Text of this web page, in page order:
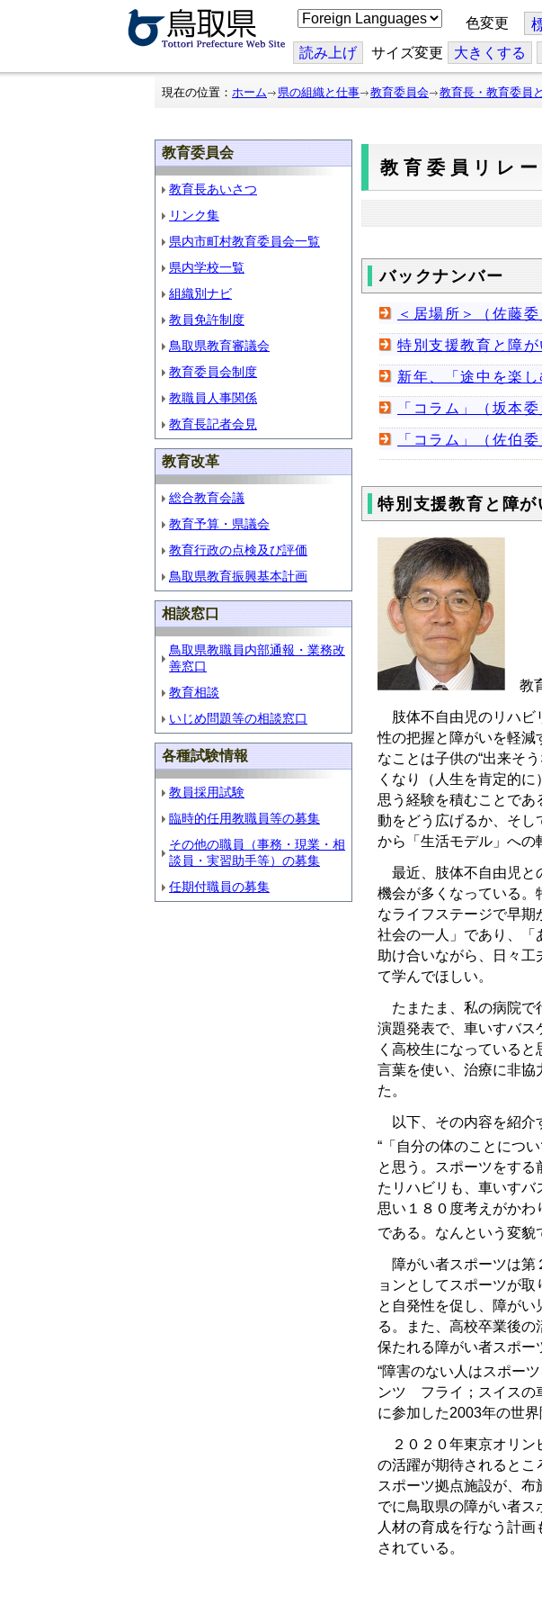
こ
の
ジ
を
翻
色変更
読み上げ サイズ変更 大きくする
現在の位置： ホーム 県の組織と仕事 教育委員会 教育長・教育委員
教育委員会
教育長あいさつ
リンク集
県内市町村教育委員会一覧
県内学校一覧
組織別ナビ
教員免許制度
鳥取県教育審議会
教育委員会制度
教職員人事関係
教育長記者会見
教育改革
総合教育会議
教育予算・県議会
教育行政の点検及び評価
鳥取県教育振興基本計画
相談窓口
鳥取県教職員内部通報・業務改
善窓口
教育相談
いじめ問題等の相談窓口
各種試験情報
教員採用試験
臨時的任用教職員等の募集
その他の職員（事務・現業・相
談員・実習助手等）の募集
任期付職員の募集
教育委員リレ
バックナンバー
＜居場所＞（佐藤委
特別支援教育と障が
新年、「途中を楽
「コラム」（坂本委
「コラム」（佐伯委
特別支援教育と障が
教
肢体不自由児のリハビ
性の把握と障がいを軽減
なことは子供の“出来そ
くなり（人生を肯定的
思う経験を積むことで
動をどう広げるか、そし
から「生活モデル」への
最近、肢体不自由児と
機会が多くなっている。
なライフステージで早
社会の一人」であり、「
助け合いながら、日々
て学んでほしい。
たまたま、私の病院で
演題発表で、車いすバス
く高校生になっている
言葉を使い、治療に非協
た。
以下、その内容を紹介
“「自分の体のことにつ
と思う。スポーツをす
たリハビリも、車いすバ
思い１８０度考えがかわ
である。なんという変貌
障がい者スポーツは第
ョンとしてスポーツが
と自発性を促し、障がい
る。また、高校卒業後
保たれる障がい者スポー
“障害のない人はスポー
ンツ フライ；スイスの
に参加した2003年の世
２０２０年東京オリン
の活躍が期待されるとこ
スポーツ拠点施設が、布
でに鳥取県の障がい者ス
人材の育成を行なう計
されている。